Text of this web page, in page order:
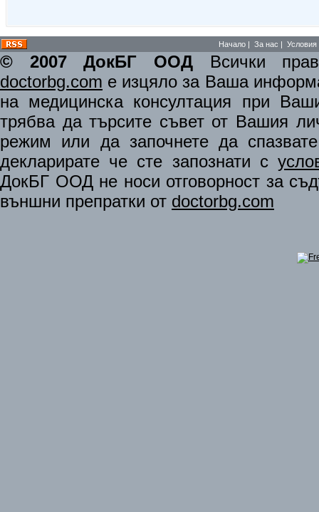
Начало | За нас | Условия
© 2007 ДокБГ ООД Всички
doctorbg.com е изцяло за Ваша
на медицинска консултация при
трябва да търсите съвет от Вашия
режим или да започнете да
декларирате че сте запознати с
ДокБГ ООД не носи отговорност за
външни препратки от doctorbg.com